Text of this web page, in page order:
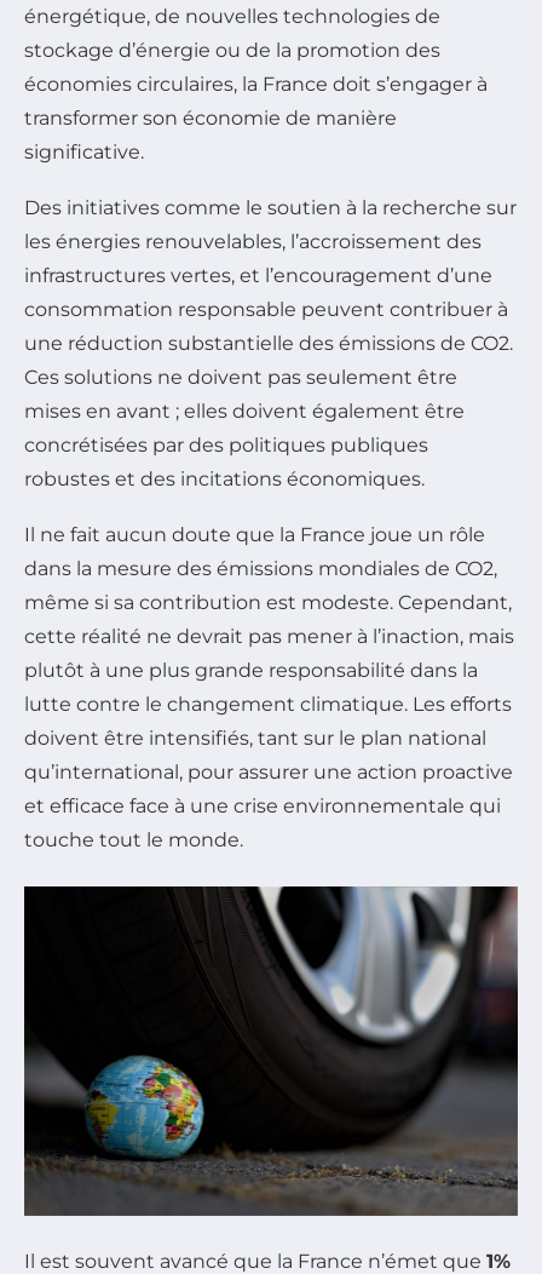
énergétique, de nouvelles technologies de
stockage d’énergie ou de la promotion des
économies circulaires, la France doit s’engager à
transformer son économie de manière
significative.
Des initiatives comme le soutien à la recherche sur
les énergies renouvelables, l’accroissement des
infrastructures vertes, et l’encouragement d’une
consommation responsable peuvent contribuer à
une réduction substantielle des émissions de CO2.
Ces solutions ne doivent pas seulement être
mises en avant ; elles doivent également être
concrétisées par des politiques publiques
robustes et des incitations économiques.
Il ne fait aucun doute que la France joue un rôle
dans la mesure des émissions mondiales de CO2,
même si sa contribution est modeste. Cependant,
cette réalité ne devrait pas mener à l’inaction, mais
plutôt à une plus grande responsabilité dans la
lutte contre le changement climatique. Les efforts
doivent être intensifiés, tant sur le plan national
qu’international, pour assurer une action proactive
et efficace face à une crise environnementale qui
touche tout le monde.
Il est souvent avancé que la France n’émet que 1%